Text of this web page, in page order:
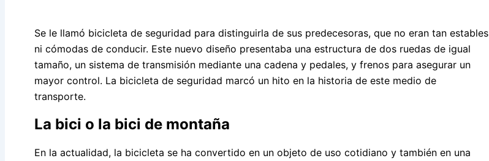
Se le llamó bicicleta de seguridad para distinguirla de sus predecesoras, que no eran tan estables
ni cómodas de conducir. Este nuevo diseño presentaba una estructura de dos ruedas de igual
tamaño, un sistema de transmisión mediante una cadena y pedales, y frenos para asegurar un
mayor control. La bicicleta de seguridad marcó un hito en la historia de este medio de
transporte.
La bici o la bici de montaña
En la actualidad, la bicicleta se ha convertido en un objeto de uso cotidiano y también en una